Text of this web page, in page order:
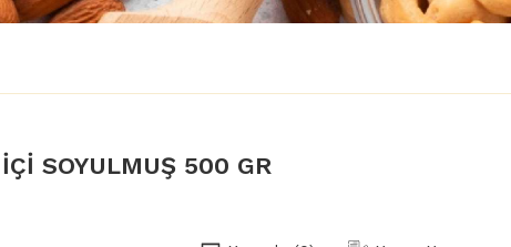
SOYULMUŞ 500 GR